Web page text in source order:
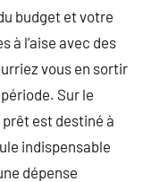
budget et votre
à l’aise avec des
vous en sortir
Sur le
est destiné à
indispensable
dépense